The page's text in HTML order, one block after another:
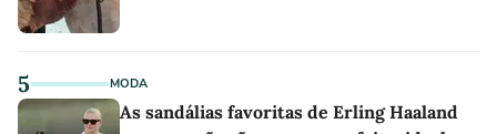
5 MODA
As sandálias favoritas de Erling Haaland